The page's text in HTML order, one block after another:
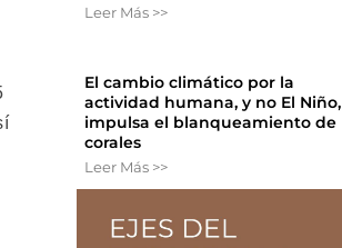
Leer Más >>
El cambio climático por la
actividad humana, y no El Niño,
impulsa el blanqueamiento de
corales
Leer Más >>